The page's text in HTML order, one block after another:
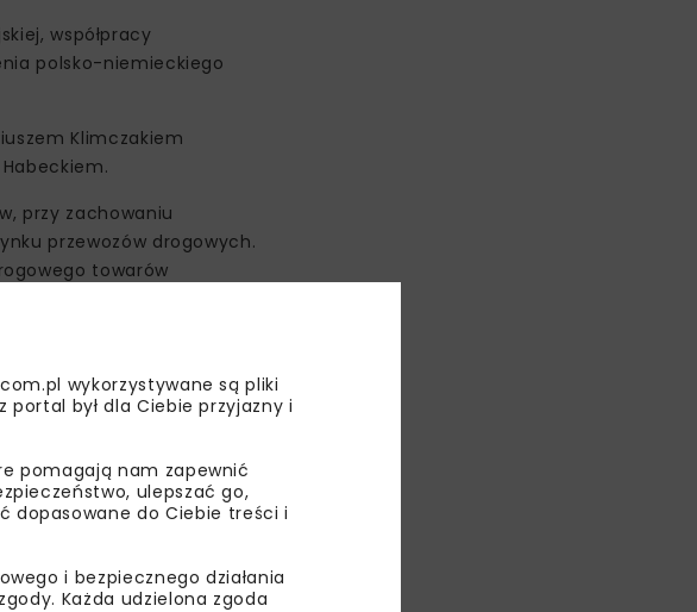
współpracy
polsko-niemieckiego
Klimczakiem
przy zachowaniu
przewozów drogowych.
towarów
– powiedział minister
wykorzystywane są pliki
był dla Ciebie przyjazny i
pomagają nam zapewnić
ulepszać go,
dopasowane do Ciebie treści i
i bezpiecznego działania
Każda udzielona zgoda